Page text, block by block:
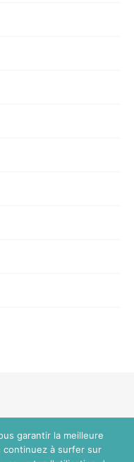
garantir la meilleure
à surfer sur